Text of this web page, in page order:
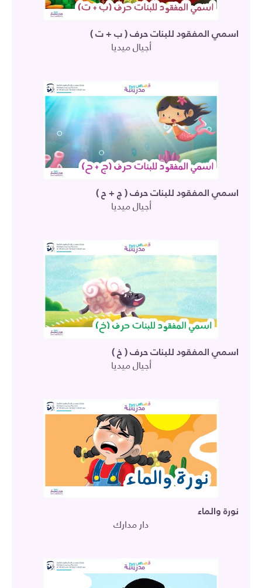
اسمي المفقود للبنات حرف ( ب + ت )
أجيال ميديا
اسمي المفقود للبنات حرف ( ج + ح )
أجيال ميديا
اسمي المفقود للبنات حرف ( خ )
أجيال ميديا
نورة والماء
دار مدارك